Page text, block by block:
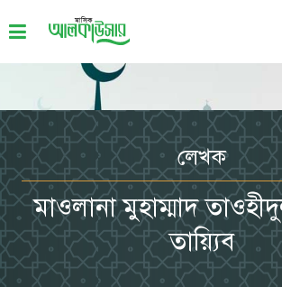
লেখক
মাওলানা মুহাম্মাদ
তায়্যিব